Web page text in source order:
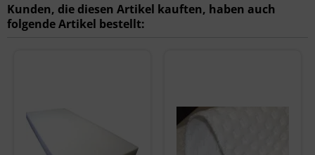
Kunden, die diesen Artikel kauften, haben auch
folgende Artikel bestellt: